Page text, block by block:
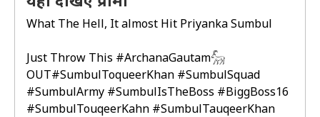
What The Hell, It almost Hit Priyanka Sumbul
Just Throw This #ArchanaGautam𓃵
OUT#SumbulToqueerKhan #SumbulSquad
#SumbulArmy #SumbulIsTheBoss #BiggBoss16
#SumbulTouqeerKahn #SumbulTauqeerKhan